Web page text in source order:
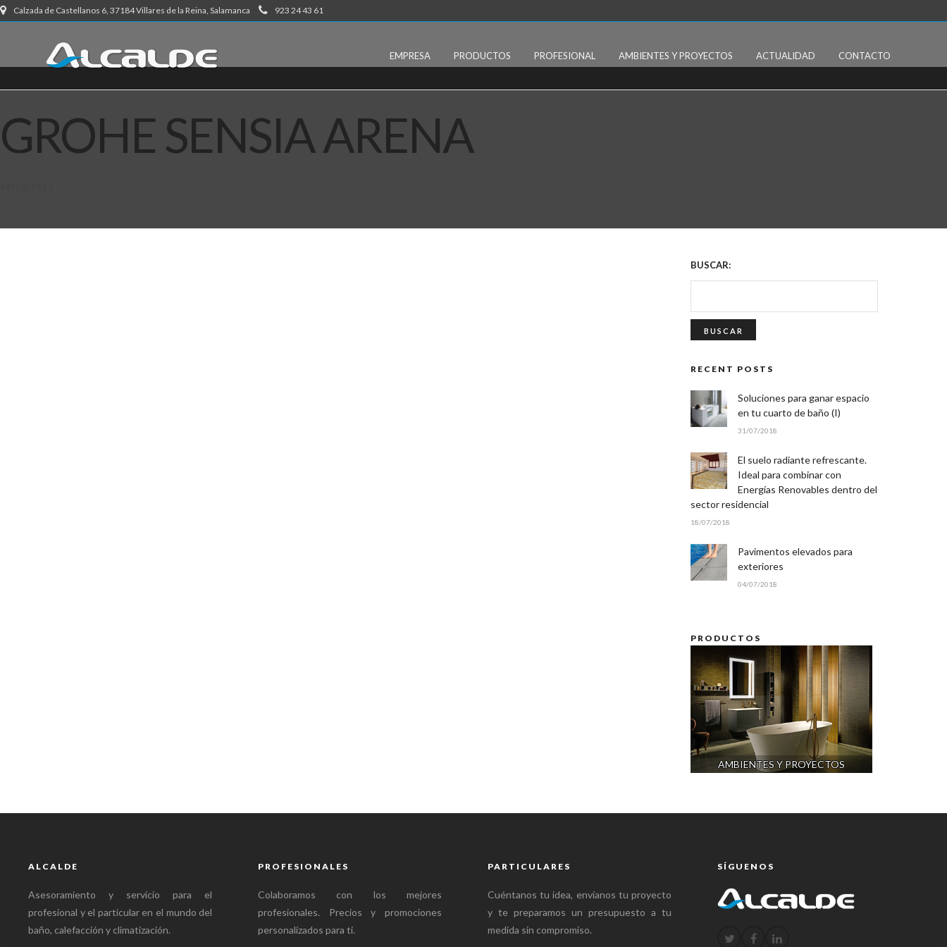
Calzada de Castellanos 6, 37184 Villares de la Reina, Salamanca 923 24 43 61
EMPRESA PRODUCTOS PROFESIONAL AMBIENTES Y PROYECTOS ACTUALIDAD CONTACTO
GROHE SENSIA ARENA
BUSCAR:
RECENT POSTS
Soluciones para ganar espacio
en tu cuarto de baño (I)
31/07/2018
El suelo radiante refrescante.
Ideal para combinar con
Energías Renovables dentro del
sector residencial
18/07/2018
Pavimentos elevados para
exteriores
04/07/2018
PRODUCTOS
AMBIENTES Y PROYECTOS
ALCALDE
Asesoramiento y servicio para el
profesional y el particular en el mundo del
baño, calefacción y climatización.
PROFESIONALES
Colaboramos con los mejores
profesionales. Precios y promociones
personalizados para ti.
PARTICULARES
Cuéntanos tu idea, envíanos tu proyecto
y te preparamos un presupuesto a tu
medida sin compromiso.
SÍGUENOS